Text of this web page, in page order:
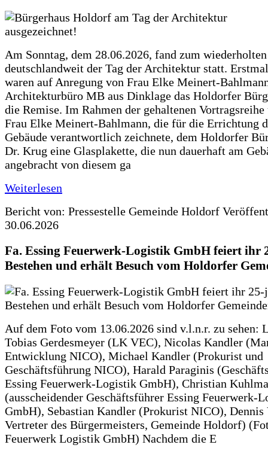
Am Sonntag, dem 28.06.2026, fand zum
deutschlandweit der Tag der Architektur statt.
waren auf Anregung von Frau Elke Meinert-
Architekturbüro MB aus Dinklage das Holdorfer
die Remise. Im Rahmen der gehaltenen
Frau Elke Meinert-Bahlmann, die für die Errichtung
Gebäude verantwortlich zeichnete, dem Holdorfer
Dr. Krug eine Glasplakette, die nun dauerhaft am
angebracht von diesem ga
Weiterlesen
Bericht von: Pressestelle Gemeinde Holdorf
30.06.2026
Fa. Essing Feuerwerk-Logistik GmbH feiert ihr
Bestehen und erhält Besuch vom Holdorfer
Auf dem Foto vom 13.06.2026 sind v.l.n.r. zu sehen:
Tobias Gerdesmeyer (LK VEC), Nicolas Kandler
Entwicklung NICO), Michael Kandler (Prokurist und
Geschäftsführung NICO), Harald Paraginis
Essing Feuerwerk-Logistik GmbH), Christian
(ausscheidender Geschäftsführer Essing Feuerwerk-
GmbH), Sebastian Kandler (Prokurist NICO),
Vertreter des Bürgermeisters, Gemeinde Holdorf)
Feuerwerk Logistik GmbH) Nachdem die E